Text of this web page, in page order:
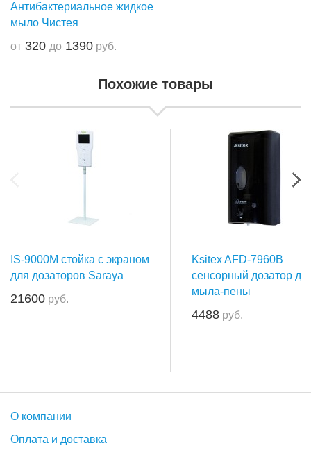
Антибактериальное жидкое
мыло Чистея
от 320 до 1390 руб.
Похожие товары
IS-9000M стойка с экраном
для дозаторов Saraya
21600 руб.
Ksitex AFD-7960B
сенсорный дозатор
мыла-пены
4488 руб.
О компании
Оплата и доставка